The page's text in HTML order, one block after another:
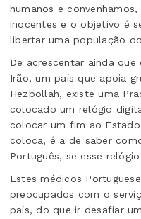
humanos e
inocentes e o objetivo é
libertar uma população
De acrescentar ainda
Irão, um país que apoia
Hezbollah, existe uma
colocado um relógio
colocar um fim ao
coloca, é a de saber
Português, se esse
Estes médicos
preocupados com o
país, do que ir desafiar